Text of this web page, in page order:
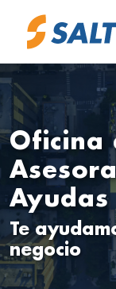
Oficina
Ayudas
Te
negocio